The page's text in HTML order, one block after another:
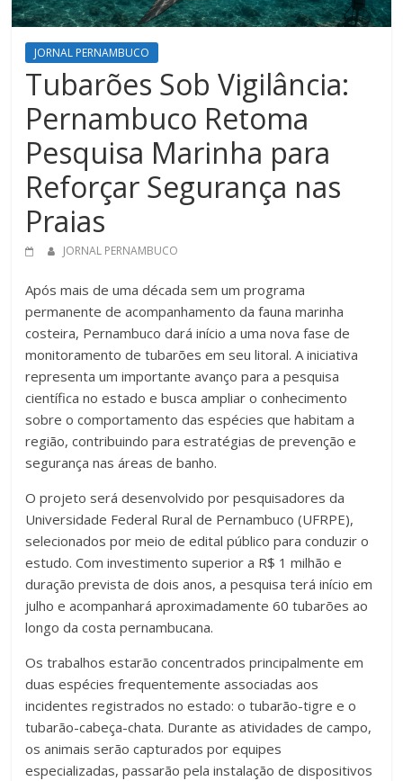
JORNAL PERNAMBUCO
Tubarões Sob Vigilância:
Pernambuco Retoma
Pesquisa Marinha para
Reforçar Segurança nas
Praias
JORNAL PERNAMBUCO
Após mais de uma década sem um programa
permanente de acompanhamento da fauna marinha
costeira, Pernambuco dará início a uma nova fase de
monitoramento de tubarões em seu litoral. A iniciativa
representa um importante avanço para a pesquisa
científica no estado e busca ampliar o conhecimento
sobre o comportamento das espécies que habitam a
região, contribuindo para estratégias de prevenção e
segurança nas áreas de banho.
O projeto será desenvolvido por pesquisadores da
Universidade Federal Rural de Pernambuco (UFRPE),
selecionados por meio de edital público para conduzir o
estudo. Com investimento superior a R$ 1 milhão e
duração prevista de dois anos, a pesquisa terá início em
julho e acompanhará aproximadamente 60 tubarões ao
longo da costa pernambucana.
Os trabalhos estarão concentrados principalmente em
duas espécies frequentemente associadas aos
incidentes registrados no estado: o tubarão-tigre e o
tubarão-cabeça-chata. Durante as atividades de campo,
os animais serão capturados por equipes
especializadas, passarão pela instalação de dispositivos